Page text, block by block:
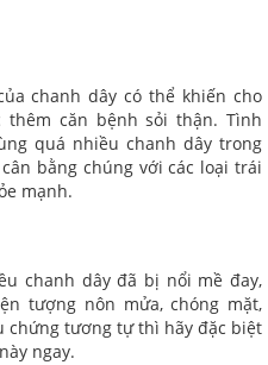
chanh dây có thể khiến cho
căn bệnh sỏi thận. Tình
quá nhiều chanh dây trong
bằng chúng với các loại trái
mạnh.
chanh dây đã bị nổi mề đay,
tượng nôn mửa, chóng mặt,
chứng tương tự thì hãy đặc biệt
ngay.